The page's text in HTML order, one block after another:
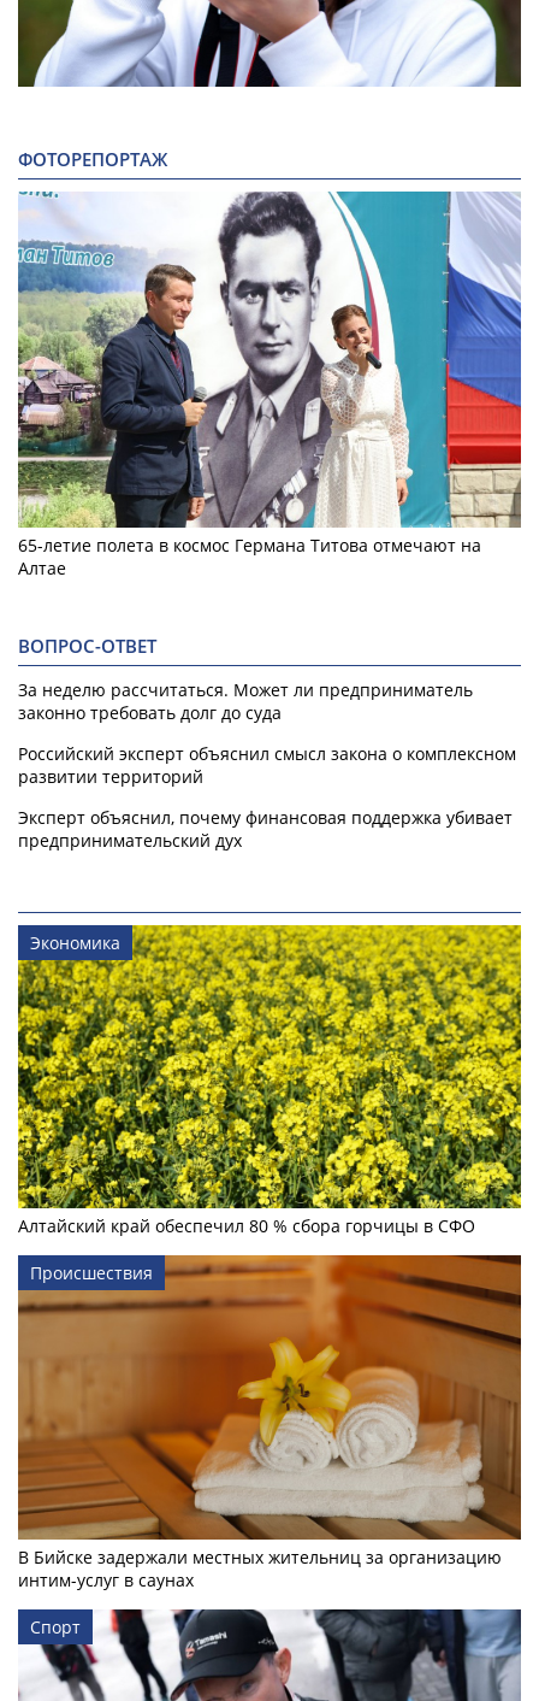
ФОТОРЕПОРТАЖ
65-летие полета в космос Германа Титова отмечают на
Алтае
ВОПРОС-ОТВЕТ
За неделю рассчитаться. Может ли предприниматель
законно требовать долг до суда
Российский эксперт объяснил смысл закона о комплексном
развитии территорий
Эксперт объяснил, почему финансовая поддержка убивает
предпринимательский дух
Экономика
Алтайский край обеспечил 80 % сбора горчицы в СФО
Происшествия
В Бийске задержали местных жительниц за организацию
интим-услуг в саунах
Спорт